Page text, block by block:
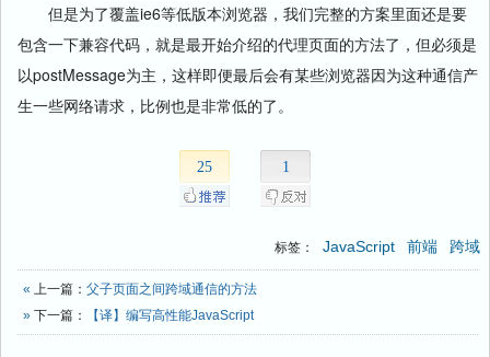
但是为了覆盖ie6等低版本浏览器，我们完整的方案里面还是要
包含一下兼容代码，就是最开始介绍的代理页面的方法了，但必须是
以postMessage为主，这样即便最后会有某些浏览器因为这种通信产
生一些网络请求，比例也是非常低的了。
25 1
标签： JavaScript 前端 跨域
« 上一篇： 父子页面之间跨域通信的方法
» 下一篇： 【译】编写高性能JavaScript